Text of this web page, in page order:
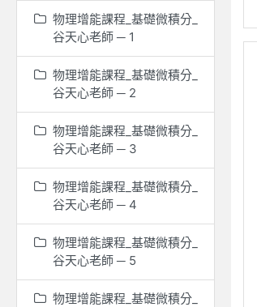
物理增能課程_基礎微積分_
谷天心老師 ─ 1
物理增能課程_基礎微積分_
谷天心老師 ─ 2
物理增能課程_基礎微積分_
谷天心老師 ─ 3
物理增能課程_基礎微積分_
谷天心老師 ─ 4
物理增能課程_基礎微積分_
谷天心老師 ─ 5
物理增能課程_基礎微積分_